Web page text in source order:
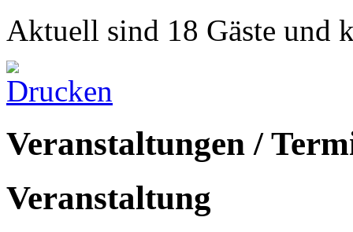
Aktuell sind 18 Gäste und
Veranstaltungen /
Veranstaltung